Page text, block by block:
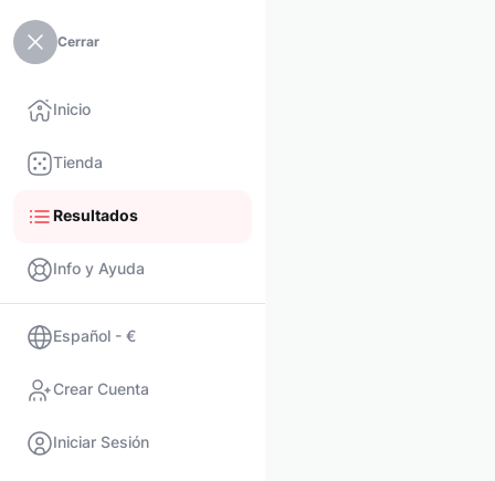
Cerrar
Inicio
Tienda
Resultados
Info y Ayuda
Español - €
Crear Cuenta
Iniciar Sesión